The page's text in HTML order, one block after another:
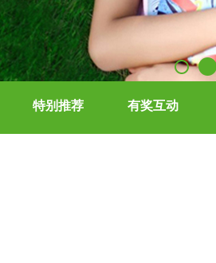
特别推荐 有奖互动